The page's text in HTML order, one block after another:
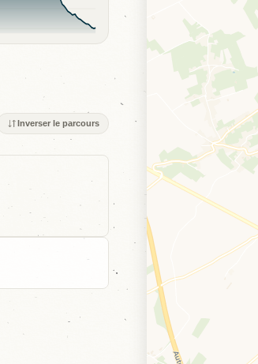
Inverser le parcours